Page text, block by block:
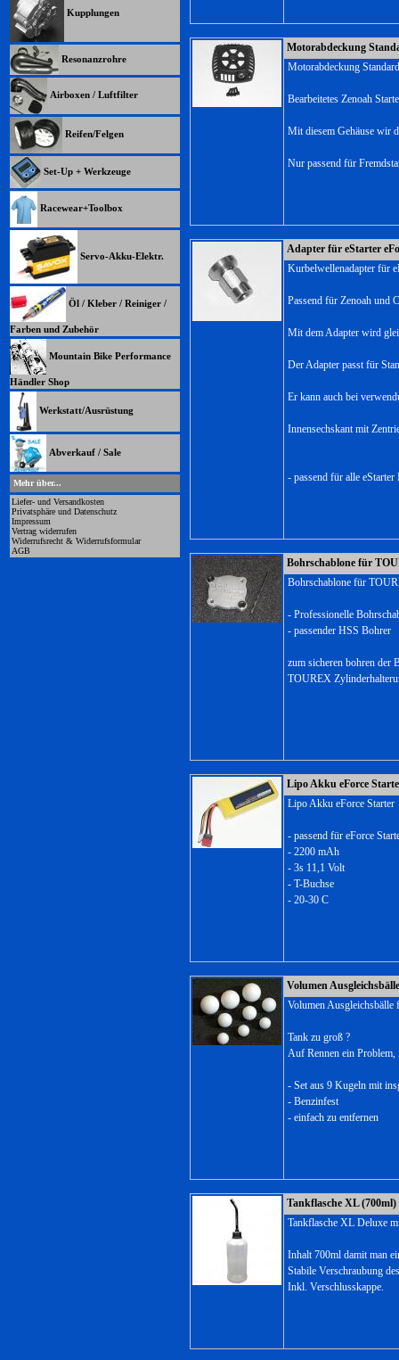
Kupplungen
Resonanzrohre
Airboxen / Luftfilter
Reifen/Felgen
Set-Up + Werkzeuge
Racewear+Toolbox
Servo-Akku-Elektr.
Öl / Kleber / Reiniger /
Farben und Zubehör
Mountain Bike Performance
Händler Shop
Werkstatt/Ausrüstung
Abverkauf / Sale
Mehr über...
Liefer- und Versandkosten
Privatsphäre und Datenschutz
Impressum
Vertrag widerrufen
Widerrufsrecht & Widerrufsformular
AGB
Motorabdeckung
Motorabdeckung
Bearbeitetes Zenoah
Mit diesem Gehäuse wir
Nur passend für
Adapter für eStarter
Kurbelwellenadapter für
Passend für Zenoah und
Mit dem Adapter wird
Der Adapter passt für
Er kann auch bei
Innensechskant mit
- passend für alle
Bohrschablone für
Bohrschablone für
- Professionelle
- passender HSS Bohrer
zum sicheren bohren der
TOUREX
Lipo Akku eForce
Lipo Akku eForce Starter
- passend für eForce
- 2200 mAh
- 3s 11,1 Volt
- T-Buchse
- 20-30 C
Volumen
Volumen Ausgleichsbälle
Tank zu groß ?
Auf Rennen ein Problem,
- Set aus 9 Kugeln mit
- Benzinfest
- einfach zu entfernen
Tankflasche XL (700ml)
Tankflasche XL Deluxe
Inhalt 700ml damit man
Stabile Verschraubung
Inkl. Verschlusskappe.